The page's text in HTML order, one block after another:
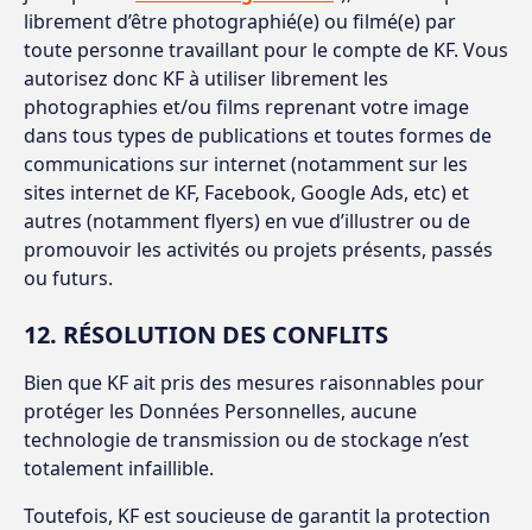
librement d’être photographié(e) ou filmé(e) par
toute personne travaillant pour le compte de KF. Vous
autorisez donc KF à utiliser librement les
photographies et/ou films reprenant votre image
dans tous types de publications et toutes formes de
communications sur internet (notamment sur les
sites internet de KF, Facebook, Google Ads, etc) et
autres (notamment flyers) en vue d’illustrer ou de
promouvoir les activités ou projets présents, passés
ou futurs.
12. RÉSOLUTION DES CONFLITS
Bien que KF ait pris des mesures raisonnables pour
protéger les Données Personnelles, aucune
technologie de transmission ou de stockage n’est
totalement infaillible.
Toutefois, KF est soucieuse de garantit la protection